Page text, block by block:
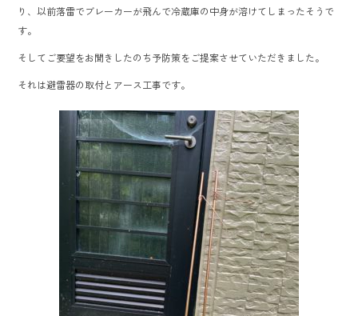
り、以前落雷でブレーカーが飛んで冷蔵庫の中身が溶けてしまったそうで
す。
そしてご要望をお聞きしたのち予防策をご提案させていただきました。
それは避雷器の取付とアース工事です。